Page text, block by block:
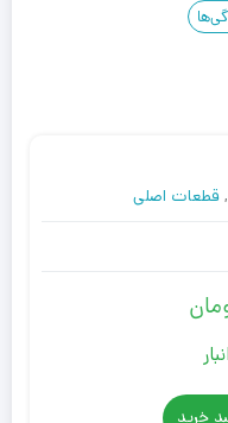
, قطعات اصلی
خرید